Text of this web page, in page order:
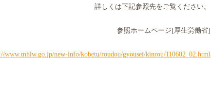
詳しくは下記参照先をご覧ください。
参照ホームページ [厚生労働省]
www.mhlw.go.jp/new-info/kobetu/roudou/gyousei/kinrou/110602_02.html